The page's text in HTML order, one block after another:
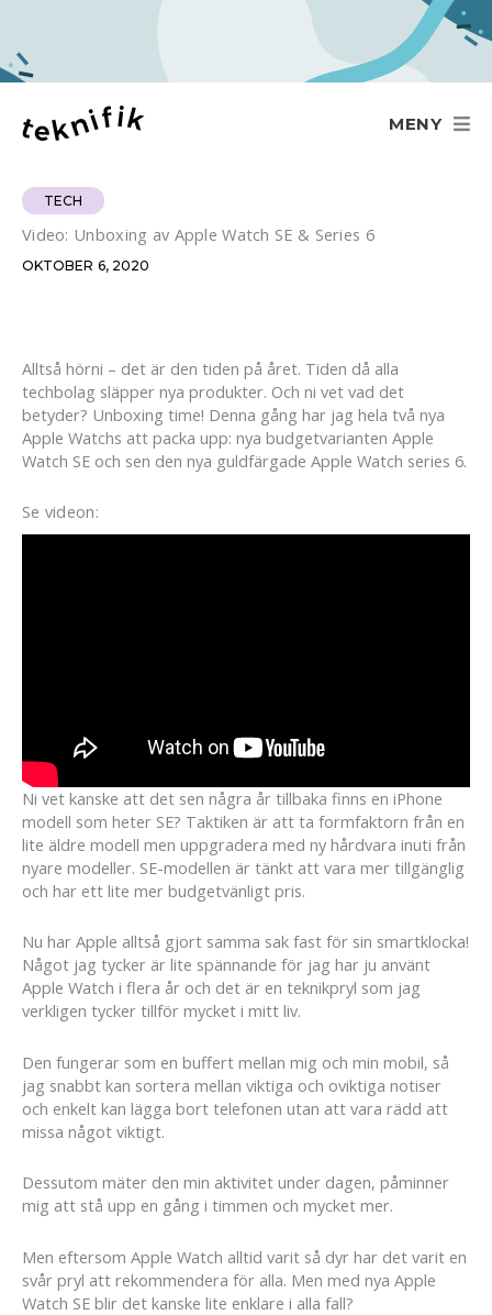
innehåll
MENY
TECH
Video: Unboxing av Apple Watch SE & Series 6
OKTOBER 6, 2020
Alltså hörni – det är den tiden på året. Tiden då alla
techbolag släpper nya produkter. Och ni vet vad det
betyder? Unboxing time! Denna gång har jag hela två nya
Apple Watchs att packa upp: nya budgetvarianten Apple
Watch SE och sen den nya guldfärgade Apple Watch series 6.
Se videon:
Ni vet kanske att det sen några år tillbaka finns en iPhone
modell som heter SE? Taktiken är att ta formfaktorn från en
lite äldre modell men uppgradera med ny hårdvara inuti från
nyare modeller. SE-modellen är tänkt att vara mer tillgänglig
och har ett lite mer budgetvänligt pris.
Nu har Apple alltså gjort samma sak fast för sin smartklocka!
Något jag tycker är lite spännande för jag har ju använt
Apple Watch i flera år och det är en teknikpryl som jag
verkligen tycker tillför mycket i mitt liv.
Den fungerar som en buffert mellan mig och min mobil, så
jag snabbt kan sortera mellan viktiga och oviktiga notiser
och enkelt kan lägga bort telefonen utan att vara rädd att
missa något viktigt.
Dessutom mäter den min aktivitet under dagen, påminner
mig att stå upp en gång i timmen och mycket mer.
Men eftersom Apple Watch alltid varit så dyr har det varit en
svår pryl att rekommendera för alla. Men med nya Apple
Watch SE blir det kanske lite enklare i alla fall?